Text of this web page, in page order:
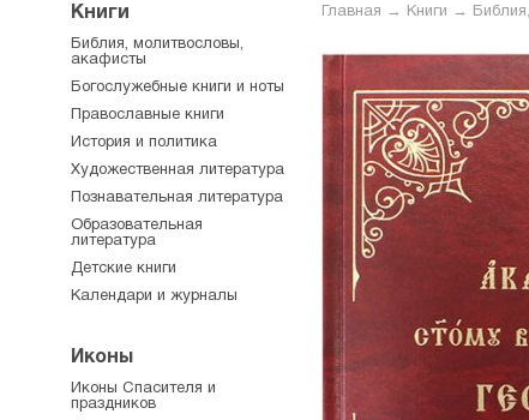
Главная → Книги →
Книги
Библия, молитвословы,
акафисты
Богослужебные книги и ноты
Православные книги
История и политика
Художественная литература
Познавательная литература
Образовательная
литература
Детские книги
Календари и журналы
Иконы
Иконы Спасителя и
праздников